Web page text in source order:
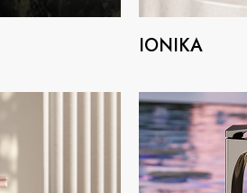
DIVISION
IONIKA